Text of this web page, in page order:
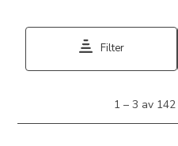
Filter
3
1 – 3 av 142